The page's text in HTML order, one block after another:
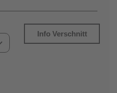
Info Verschnitt